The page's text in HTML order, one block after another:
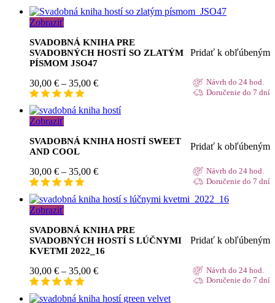
Zobraziť
SVADOBNÁ KNIHA PRE
SVADOBNÝCH HOSTÍ SO ZLATÝM
PÍSMOM JSO47
Pridať k obľúbeným
30,00 € – 35,00 €Price
30,00 €
through
Návrh do 24 hod.
Doručenie do 7 dní
Zobraziť
SVADOBNÁ KNIHA HOSTÍ SWEET
AND COOL
Pridať k obľúbeným
30,00 € – 35,00 €Price
30,00 €
through
Návrh do 24 hod.
Doručenie do 7 dní
Zobraziť
SVADOBNÁ KNIHA PRE
SVADOBNÝCH HOSTÍ S LÚČNYMI
KVETMI 2022_16
Pridať k obľúbeným
30,00 € – 35,00 €Price
30,00 €
Návrh do 24 hod.
Doručenie do 7 dní